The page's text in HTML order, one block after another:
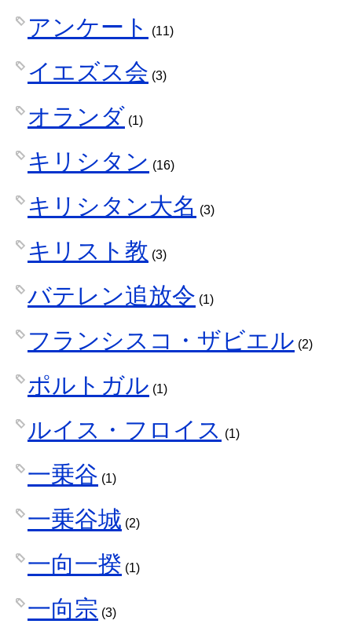
アンケート (11)
イエズス会 (3)
オランダ (1)
キリシタン (16)
キリシタン大名 (3)
キリスト教 (3)
バテレン追放令 (1)
フランシスコ・ザビエル (2)
ポルトガル (1)
ルイス・フロイス (1)
一乗谷 (1)
一乗谷城 (2)
一向一揆 (1)
一向宗 (3)